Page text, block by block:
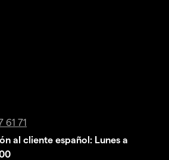
61 71
al cliente español: Lunes a